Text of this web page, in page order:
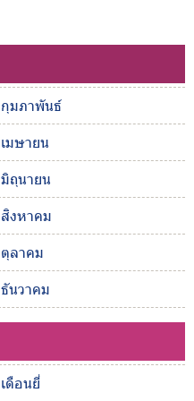
กุมภาพันธ์
เมษายน
มิถุนายน
สิงหาคม
ตุลาคม
ธันวาคม
เดือนยี่